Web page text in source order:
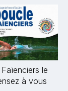
le
à vous